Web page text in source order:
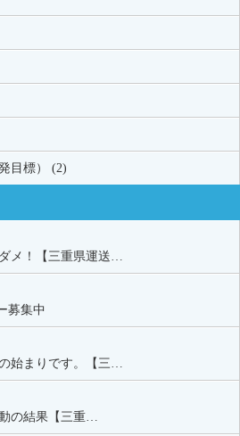
目標） (2)
メ！【三重県運送…
募集中
始まりです。【三…
の結果【三重…